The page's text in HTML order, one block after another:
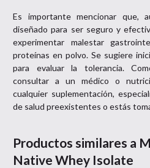
Es importante mencionar que,
diseñado para ser seguro y
experimentar malestar
proteínas en polvo. Se sugiere
para evaluar la tolerancia.
consultar a un médico o
cualquier suplementación,
de salud preexistentes o estás
Productos similares a
Native Whey Isolate